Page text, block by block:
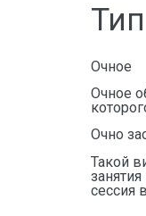
Очное
Очное
Очно
Такой
сессия